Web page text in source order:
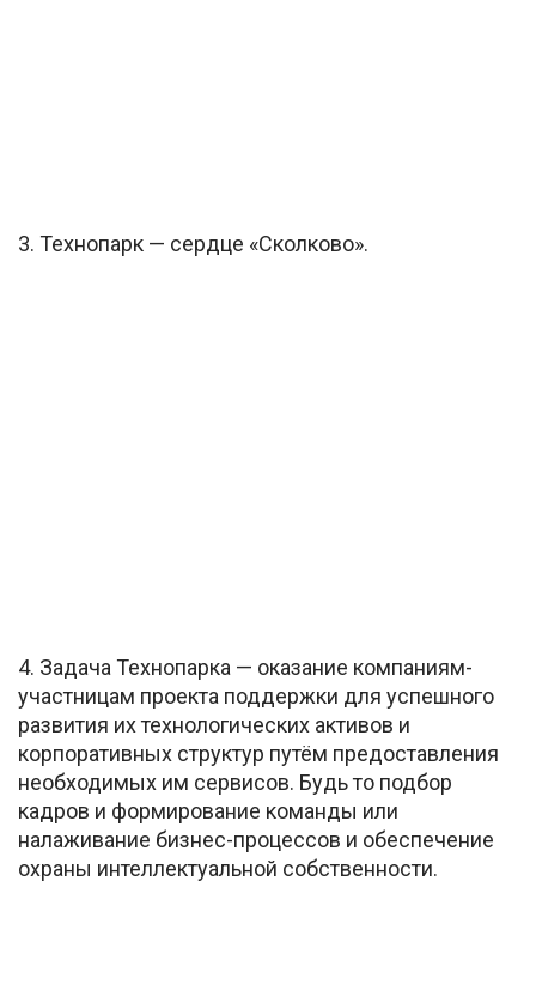
3. Технопарк — сердце «Сколково».
4. Задача Технопарка — оказание компаниям-
участницам проекта поддержки для успешного
развития их технологических активов и
корпоративных структур путём предоставления
необходимых им сервисов. Будь то подбор
кадров и формирование команды или
налаживание бизнес-процессов и обеспечение
охраны интеллектуальной собственности.